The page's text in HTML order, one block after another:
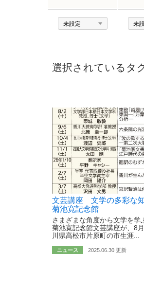
エ
目
選択されているタ
文芸講座 文学の多彩な
菊池寛記念館
さまざまな角度から文学を学
菊池寛記念館文芸講座が、8
川県高松市片原町の市生涯...
ニュース 2025.06.30 更新